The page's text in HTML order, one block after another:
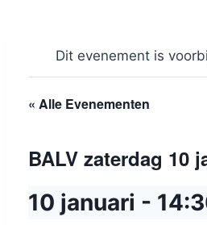
Dit evenement is
« Alle Evenementen
BALV zaterdag 10
10 januari -